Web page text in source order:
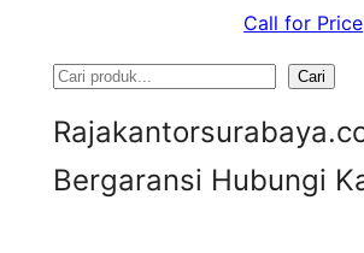
Call for Price
S
e
a
Cari
Bergaransi Hubungi